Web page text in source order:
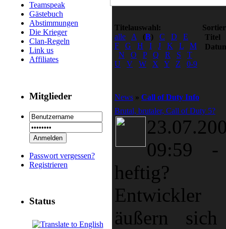
Teamspeak
Gästebuch
Abstimmungen
Die Krieger
Clan-Regeln
Link us
Affiliates
Mitglieder
Passwort vergessen?
Registrieren
Status
Titelauswahl:
alle
A (B) C D
E
F
G H I J K L
M
N
O P Q R S
T
U
V W X Y Z 0-9
Titel
News » Call of Duty Info
Brutal, brutaler, Call of Duty 5?
09:59
Entwickler
äußern